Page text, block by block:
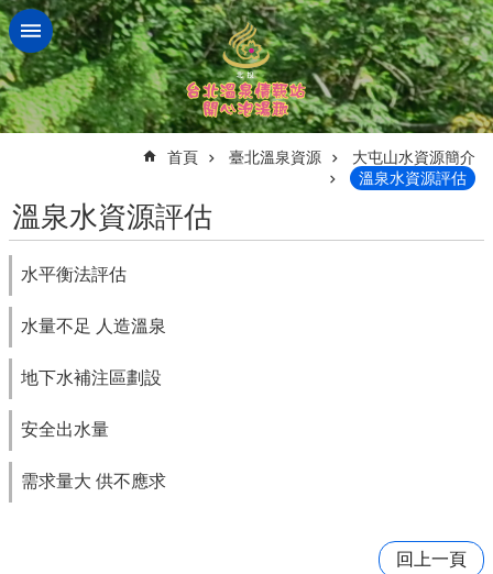
跳到主要內容區塊
首頁 臺北溫泉資源
大屯山水資源簡介
溫泉水資源評估
溫泉水資源評估
水平衡法評估
水量不足 人造溫泉
地下水補注區劃設
安全出水量
需求量大 供不應求
回上一頁